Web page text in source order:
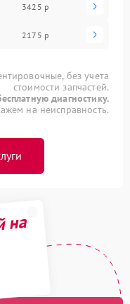
3425 р
2175 р
без учета
стоимости запчастей.
диагностику.
на неисправность.
на